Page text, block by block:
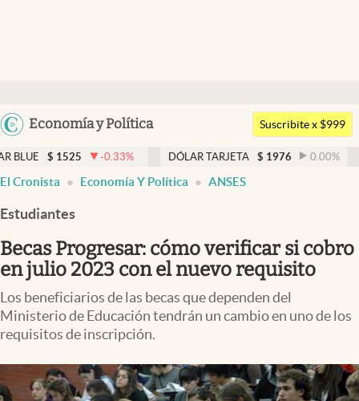
Argentina
Uruguay
Economía y Política
Members
Economía y Política
Finanzas y Mercados
Mercados Online
Negocios
Columnistas
Apertura
Infotechnology
Suscribite x $999
-0.33% DÓLAR TARJETA $ 1976 0.00% DÓLAR
El Cronista Economía Y Política ANSES
Estudiantes
Becas Progresar: cómo verificar si cobro
en julio 2023 con el nuevo requisito
Los beneficiarios de las becas que dependen del
Ministerio de Educación tendrán un cambio en uno de los
requisitos de inscripción.